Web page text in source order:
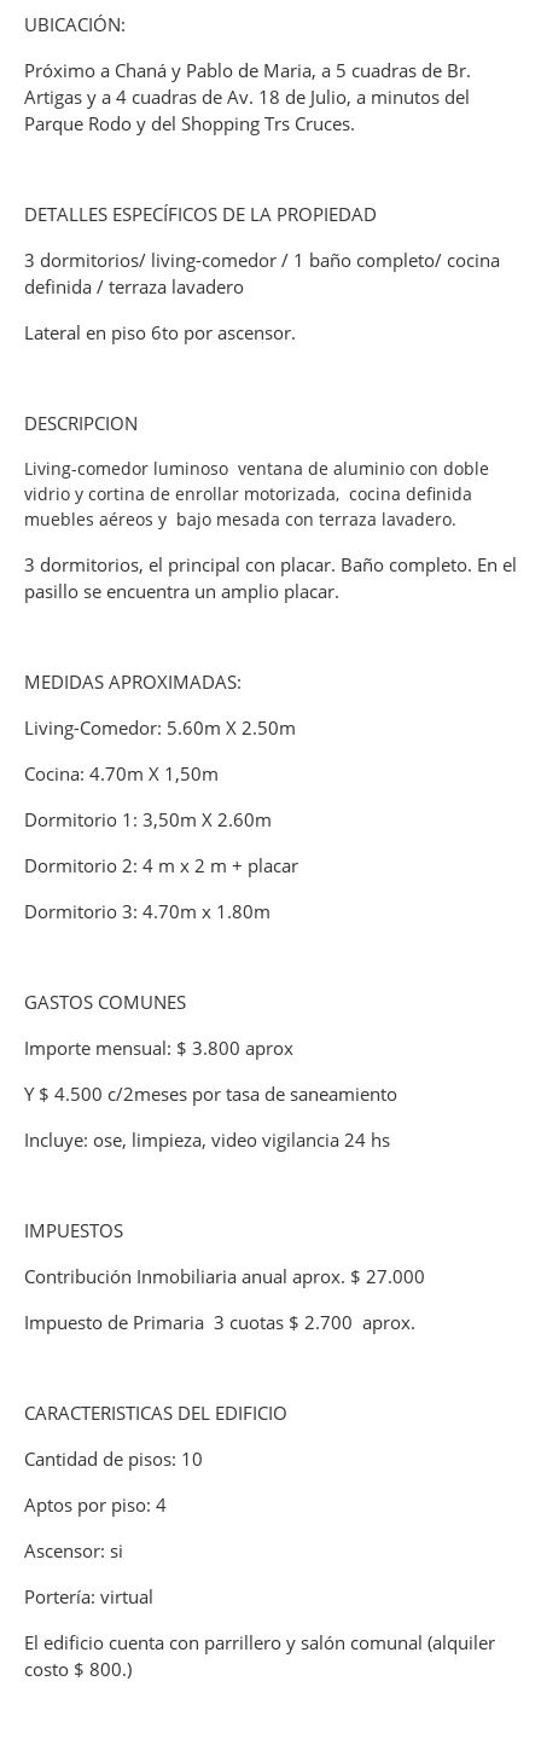
UBICACIÓN:
Próximo a Chaná y Pablo de Maria, a 5 cuadras de Br.
Artigas y a 4 cuadras de Av. 18 de Julio, a minutos del
Parque Rodo y del Shopping Trs Cruces.
DETALLES ESPECÍFICOS DE LA PROPIEDAD
3 dormitorios/ living-comedor / 1 baño completo/ cocina
definida / terraza lavadero
Lateral en piso 6to por ascensor.
DESCRIPCION
Living-comedor luminoso ventana de aluminio con doble
vidrio y cortina de enrollar motorizada, cocina definida
muebles aéreos y bajo mesada con terraza lavadero.
3 dormitorios, el principal con placar. Baño completo. En el
pasillo se encuentra un amplio placar.
MEDIDAS APROXIMADAS:
Living-Comedor: 5.60m X 2.50m
Cocina: 4.70m X 1,50m
Dormitorio 1: 3,50m X 2.60m
Dormitorio 2: 4 m x 2 m + placar
Dormitorio 3: 4.70m x 1.80m
GASTOS COMUNES
Importe mensual: $ 3.800 aprox
Y $ 4.500 c/2meses por tasa de saneamiento
Incluye: ose, limpieza, video vigilancia 24 hs
IMPUESTOS
Contribución Inmobiliaria anual aprox. $ 27.000
Impuesto de Primaria 3 cuotas $ 2.700 aprox.
CARACTERISTICAS DEL EDIFICIO
Cantidad de pisos: 10
Aptos por piso: 4
Ascensor: si
Portería: virtual
El edificio cuenta con parrillero y salón comunal (alquiler
costo $ 800.)